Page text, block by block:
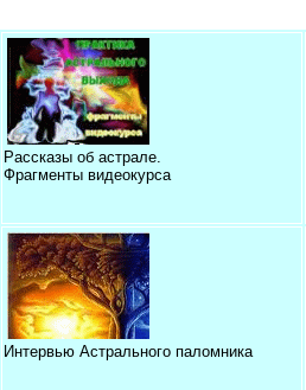
Рассказы об астрале.
Фрагменты видеокурса
Интервью Астрального паломника